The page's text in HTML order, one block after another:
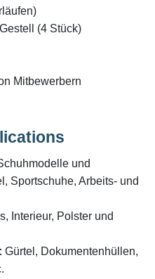
(4 Stück)
Mitbewerbern
und
Sportschuhe, Arbeits- und
Interieur, Polster und
Gürtel, Dokumentenhüllen,